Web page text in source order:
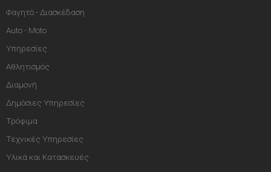
Φαγητό - Διασκέδαση
Auto - Moto
Υπηρεσίες
Αθλητισμός
Διαμονή
Δημόσιες Υπηρεσίες
Τρόφιμα
Τεχνικές Υπηρεσίες
Υλικά και Κατασκευές